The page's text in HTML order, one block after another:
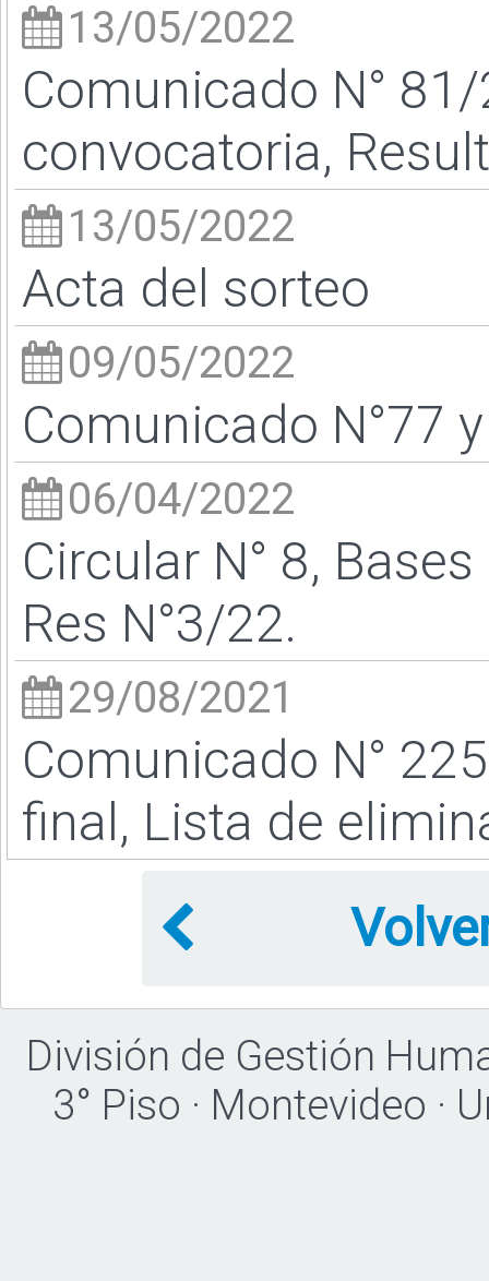
13/05/2022
Comunicado N°
convocatoria,
13/05/2022
Acta del sorteo
09/05/2022
Comunicado N°77
06/04/2022
Circular N° 8,
Res N°3/22.
29/08/2021
Comunicado N°
final, Lista de
División de Gestión
3° Piso · Montevideo ·